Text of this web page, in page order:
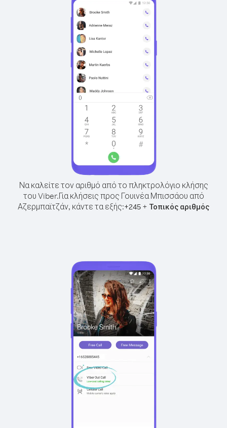
Να καλείτε τον αριθμό από το πληκτρολόγιο κλήσης
του Viber.Για κλήσεις προς Γουινέα Μπισσάου από
Αζερμπαϊτζάν, κάντε τα εξής:+245 + Τοπικός αριθμός